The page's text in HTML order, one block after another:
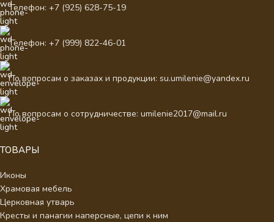
Телефон: +7 (925) 628-75-19
Телефон: +7 (999) 822-46-01
По вопросам о заказах и продукции: su.umilenie@yandex.ru
По вопросам о сотрудничестве: umilenie2017@mail.ru
ТОВАРЫ
Иконы
Храмовая мебель
Церковная утварь
Кресты и панагии наперсные, цепи к ним